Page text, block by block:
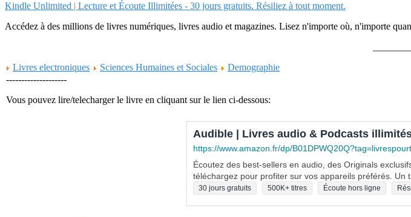
Kindle Unlimited | Lecture et Écoute Illimitées - 30 jours gratuits. Résiliez à tout moment.
Accédez à des millions de livres numériques, livres audio et magazines. Lisez n'importe où, n'importe
Livres electroniques
Sciences Humaines et Sociales
Demographie
--------------------
Vous pouvez lire/telecharger le livre en cliquant sur le lien ci-dessous:
Audible | Livres audio & Podcasts
https://www.amazon.fr/dp/
Écoutez des best-sellers en audio, des Originals
téléchargez pour profiter sur vos appareils préférés. Un
30 jours gratuits 500K+ titres Écoute hors ligne